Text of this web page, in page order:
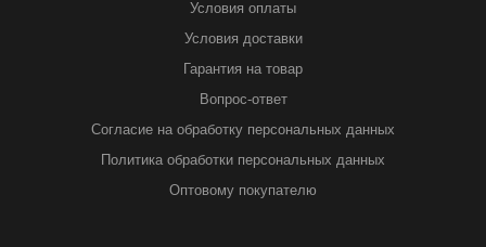
Условия оплаты
Условия доставки
Гарантия на товар
Вопрос-ответ
Согласие на обработку персональных данных
Политика обработки персональных данных
Оптовому покупателю